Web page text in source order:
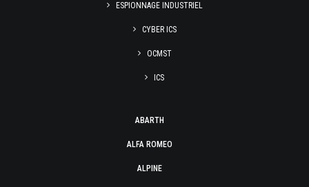
ESPIONNAGE INDUSTRIEL
CYBER ICS
OCMST
ICS
ABARTH
ALFA ROMEO
ALPINE